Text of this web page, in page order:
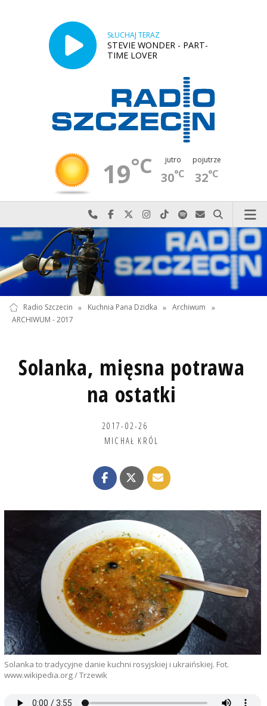
SŁUCHAJ TERAZ
STEVIE WONDER - PART-
TIME LOVER
19°C jutro
30°C
pojutrze
32°C
Najlepiej po prostu do nas zadzwoń
Odwiedź nas na Facebook-u
Odwiedź nas na X
Odwiedź nas na Instagram-ie
Odwiedź nas na TikTok-u
Szukaj nas na Spotify
Wyślij do nas
Szukaj
Radio Szczecin » Kuchnia Pana Dzidka » Archiwum
»
ARCHIWUM - 2017
Solanka, mięsna potrawa
na ostatki
2017-02-26
MICHAŁ KRÓL
Solanka to tradycyjne danie kuchni rosyjskiej i ukraińskiej. Fot.
www.wikipedia.org / Trzewik